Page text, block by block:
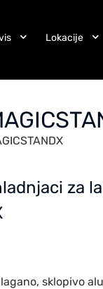
Lokacije
za
lagano, sklopivo